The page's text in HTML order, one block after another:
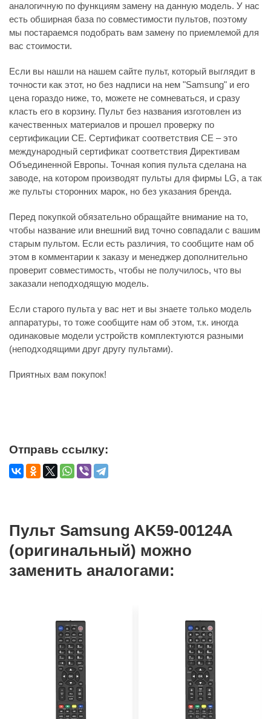
аналогичную по функциям замену на данную модель. У нас
есть обширная база по совместимости пультов, поэтому
мы постараемся подобрать вам замену по приемлемой для
вас стоимости.
Если вы нашли на нашем сайте пульт, который выглядит в
точности как этот, но без надписи на нем "Samsung" и его
цена гораздо ниже, то, можете не сомневаться, и сразу
класть его в корзину. Пульт без названия изготовлен из
качественных материалов и прошел проверку по
сертификации CE. Сертификат соответствия СЕ – это
международный сертификат соответствия Директивам
Объединенной Европы. Точная копия пульта сделана на
заводе, на котором производят пульты для фирмы LG, а так
же пульты сторонних марок, но без указания бренда.
Перед покупкой обязательно обращайте внимание на то,
чтобы название или внешний вид точно совпадали с вашим
старым пультом. Если есть различия, то сообщите нам об
этом в комментарии к заказу и менеджер дополнительно
проверит совместимость, чтобы не получилось, что вы
заказали неподходящую модель.
Если старого пульта у вас нет и вы знаете только модель
аппаратуры, то тоже сообщите нам об этом, т.к. иногда
одинаковые модели устройств комплектуются разными
(неподходящими друг другу пультами).
Приятных вам покупок!
Отправь ссылку:
Пульт Samsung AK59-00124A
(оригинальный) можно
заменить аналогами: